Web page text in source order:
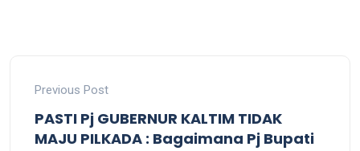
Previous Post
PASTI Pj GUBERNUR KALTIM TIDAK
MAJU PILKADA : Bagaimana Pj Bupati